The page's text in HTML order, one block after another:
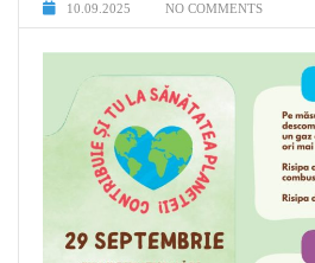
10.09.2025 NO COMMENTS